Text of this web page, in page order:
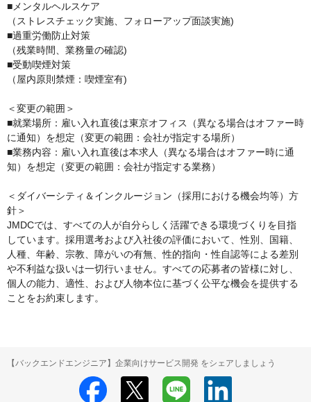
■メンタルヘルスケア
（ストレスチェック実施、フォローアップ面談実施)
■過重労働防止対策
（残業時間、業務量の確認)
■受動喫煙対策
（屋内原則禁煙：喫煙室有)
＜変更の範囲＞
■就業場所：雇い入れ直後は東京オフィス（異なる場合はオファー時
に通知）を想定（変更の範囲：会社が指定する場所）
■業務内容：雇い入れ直後は本求人（異なる場合はオファー時に通
知）を想定（変更の範囲：会社が指定する業務）
＜ダイバーシティ＆インクルージョン（採用における機会均等）方
針＞
JMDCでは、すべての人が自分らしく活躍できる環境づくりを目指
しています。採用選考および入社後の評価において、性別、国籍、
人種、年齢、宗教、障がいの有無、性的指向・性自認等による差別
や不利益な扱いは一切行いません。すべての応募者の皆様に対し、
個人の能力、適性、および人物本位に基づく公平な機会を提供する
ことをお約束します。
【バックエンドエンジニア】企業向けサービス開発 をシェアしましょう